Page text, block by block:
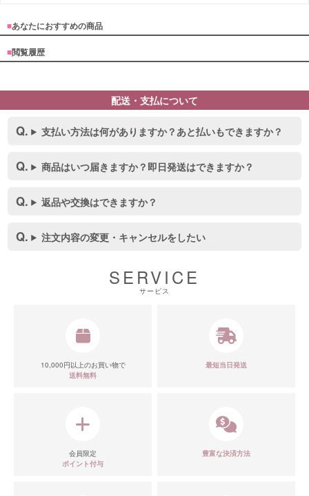
■あなたにおすすめの商品
■閲覧履歴
配送・支払について
支払い方法は何がありますか？あと払いもできますか？
商品はいつ届きますか？即日発送はできますか？
返品や交換はできますか？
注文内容の変更・キャンセルをしたい
SERVICE
サービス
10,000円以上のお買い物で
送料無料
最短当日発送
会員限定
ポイント付与
豊富な決済方法